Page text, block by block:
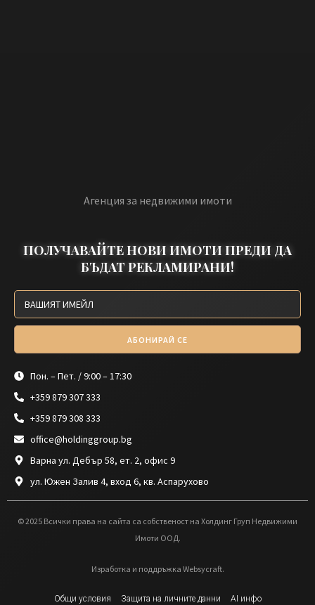
Агенция за недвижими имоти
ПОЛУЧАВАЙТЕ НОВИ ИМОТИ ПРЕДИ ДА
БЪДАТ РЕКЛАМИРАНИ!
АБОНИРАЙ СЕ
Пон. – Пет. / 9:00 – 17:30
+359 879 307 333
+359 879 308 333
office@holdinggroup.bg
Варна ул. Дебър 58, ет. 2, офис 9
ул. Южен Залив 4, вход 6, кв. Аспарухово
© 2025 Всички права на сайта са собственост на Холдинг Груп Недвижими
Имоти ООД.
Изработка и поддръжка Websycraft.
Общи условия Защита на личните данни AI инфо